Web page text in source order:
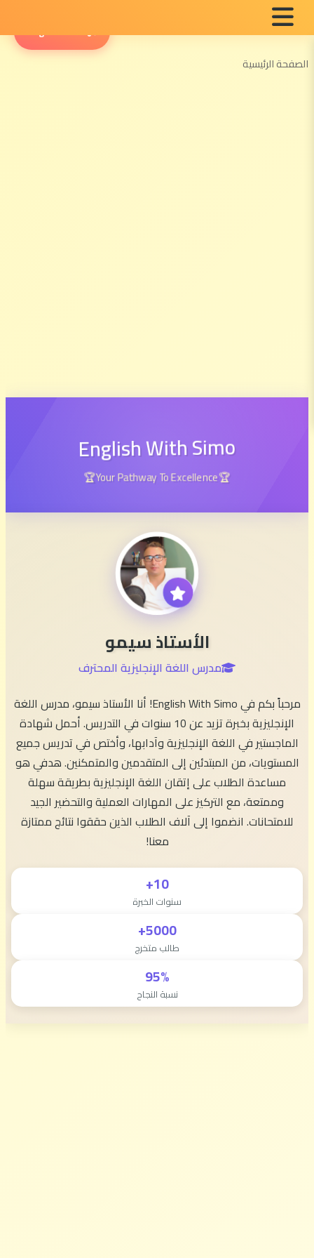
الصفحة الرئيسية
English Radio
English With Simo
🏆Your Pathway To Excellence🏆
الأستاذ سيمو
مدرس اللغة الإنجليزية المحترف
مرحباً بكم في English With Simo! أنا الأستاذ سيمو، مدرس اللغة
الإنجليزية بخبرة تزيد عن 10 سنوات في التدريس. أحمل شهادة
الماجستير في اللغة الإنجليزية وآدابها، وأختص في تدريس جميع
المستويات، من المبتدئين إلى المتقدمين والمتمكنين. هدفي هو
مساعدة الطلاب على إتقان اللغة الإنجليزية بطريقة سهلة
وممتعة، مع التركيز على المهارات العملية والتحضير الجيد
للامتحانات. انضموا إلى آلاف الطلاب الذين حققوا نتائج ممتازة
معنا!
10+
سنوات الخبرة
5000+
طالب متخرج
95%
نسبة النجاح